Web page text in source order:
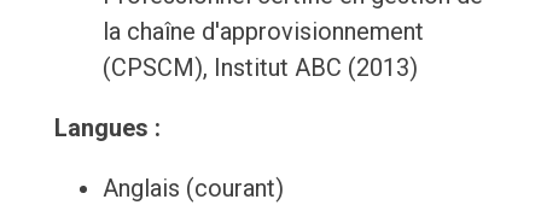
la chaîne d'approvisionnement
(CPSCM), Institut ABC (2013)
Langues :
Anglais (courant)